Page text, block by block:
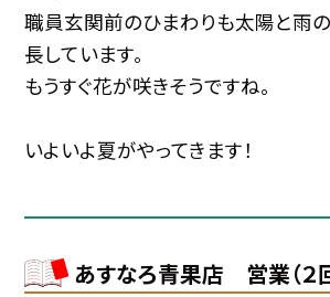
職員玄関前のひまわりも太陽と雨
長しています。
もうすぐ花が咲きそうですね。
いよいよ夏がやってきます！
あすなろ青果店 営業（２